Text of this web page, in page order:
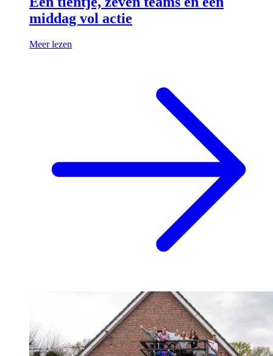
middag vol actie
Meer lezen